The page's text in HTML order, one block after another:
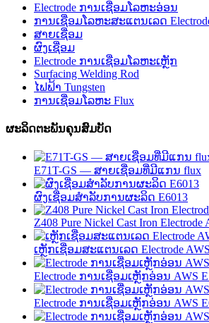
Electrode ການເຊື່ອມໂລຫະອ່ອນ
ການເຊື່ອມໂລຫະສະແຕນເລດ
ສາຍເຊື່ອມ
ຜົງເຊື່ອມ
Electrode ການເຊື່ອມໂລຫະເຫຼັກ
Surfacing Welding Rod
ໄຟຟ້າ Tungsten
ການເຊື່ອມໂລຫະ Flux
ຜະລິດຕະພັນຄຸນສົມບັດ
E71T-GS — ສາຍ​ເຊື່ອມ​ທີ່​ມີ​ແກນ flux
ຜົງເຊື່ອມສໍາລັບການຜະລິດ E6013
Z408 Pure Nickel Cast Iron Electrode
ເຫຼັກເຊື່ອມສະແຕນເລດ Electrode
Electrode ການເຊື່ອມເຫຼັກອ່ອນ AWS
Electrode ການເຊື່ອມເຫຼັກອ່ອນ AWS